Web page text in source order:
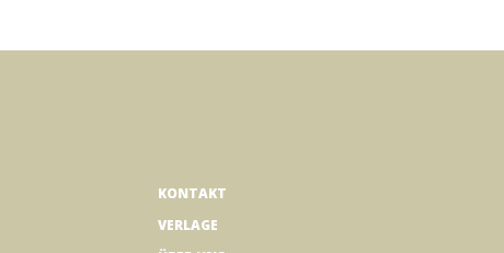
KONTAKT
VERLAGE